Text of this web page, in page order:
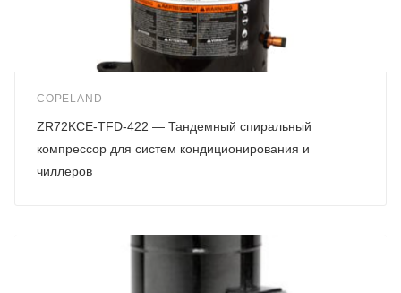
COPELAND
ZR72KCE-TFD-422 — Тандемный спиральный
компрессор для систем кондиционирования и
чиллеров